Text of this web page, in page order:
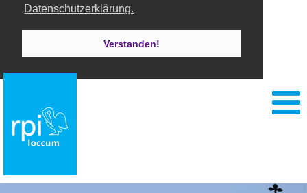
Datenschutzerklärung.
Verstanden!